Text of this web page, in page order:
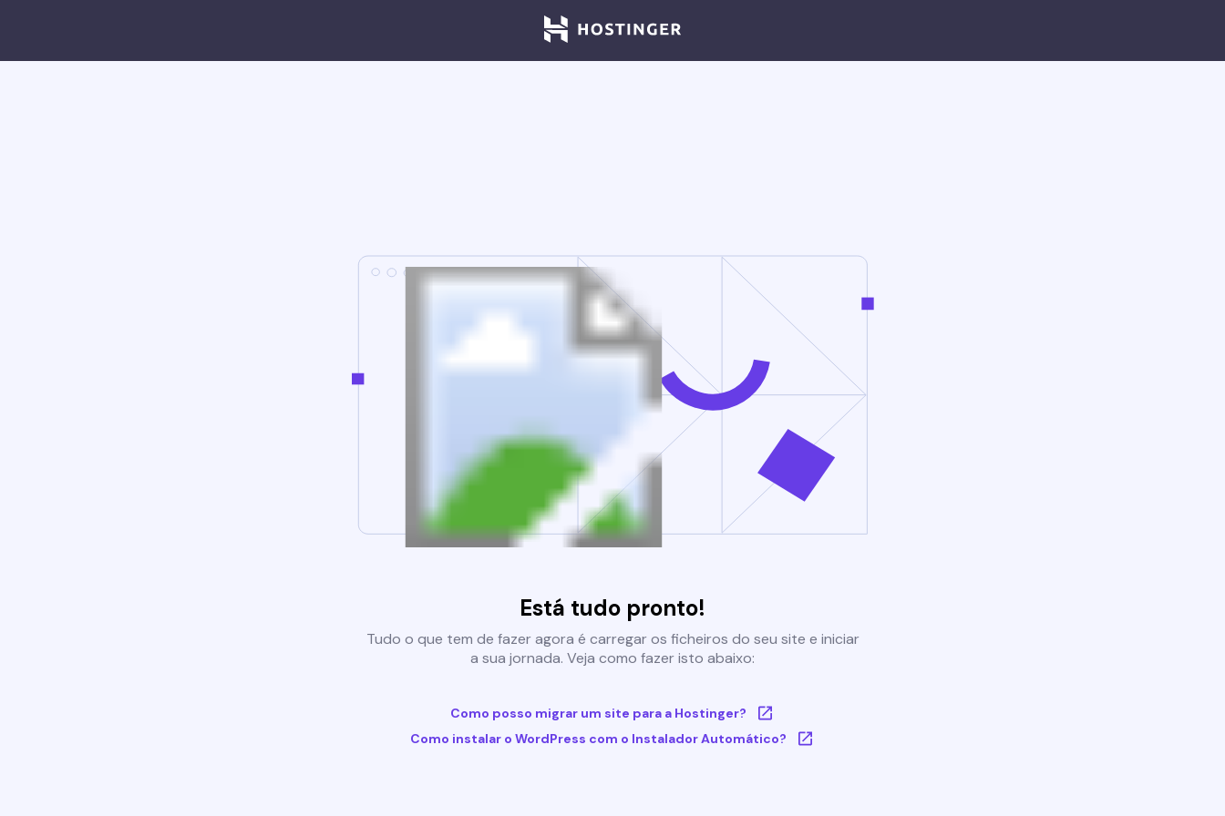
Está tudo pronto!
Tudo o que tem de fazer agora é carregar os ficheiros do seu site e iniciar
a sua jornada. Veja como fazer isto abaixo:
Como posso migrar um site para a Hostinger?
Como instalar o WordPress com o Instalador Automático?